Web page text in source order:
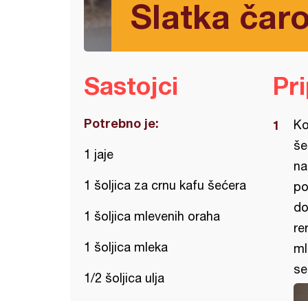
Slatka
Sastojci
Potrebno je:
1 jaje
1 šoljica za crnu kafu šećera
1 šoljica mlevenih oraha
1 šoljica mleka
1/2 šoljica ulja